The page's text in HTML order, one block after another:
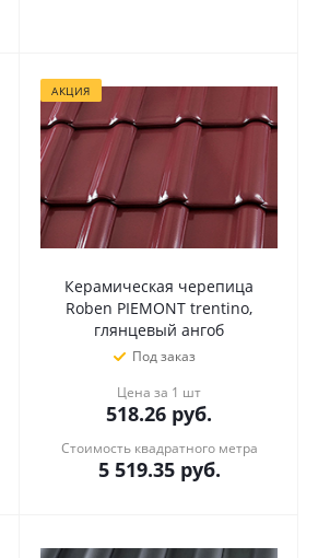
АКЦИЯ
Керамическая черепица
Roben PIEMONT trentino,
глянцевый ангоб
Под заказ
Цена за 1 шт
518.26 руб.
Стоимость квадратного метра
5 519.35руб.